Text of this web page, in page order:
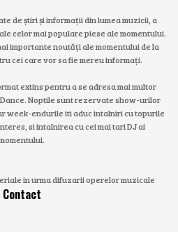
de știri și informații din lumea muzicii, a
celor mai populare piese ale momentului.
importante noutăți ale momentului de la
cei care vor sa fie mereu informați.
extins pentru a se adresa mai multor
Noptile sunt rezervate show-urilor
week-endurile iti aduc intalniri cu topurile
si intalnirea cu cei mai tari DJ ai
in urma difuzarii operelor muzicale
Contact